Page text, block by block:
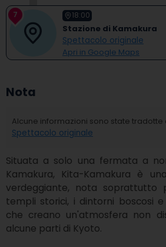
7 18:00
Stazione di Kamakura
Spettacolo originale
Apri in Google Maps
Nota
Alcune informazioni sono state
Spettacolo originale
Situata a solo una fermata a
Kamakura, Kita-Kamakura è
verdeggiante, nota soprattutto
templi storici, i dintorni boscosi
che creano un'atmosfera non
alcune parti di Kyoto.